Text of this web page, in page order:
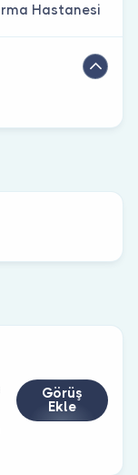
Hastanesi
Görüş
Ekle